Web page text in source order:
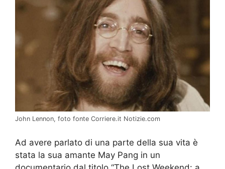
John Lennon, foto fonte Corriere.it Notizie.com
Ad avere parlato di una parte della sua vita è
stata la sua amante May Pang in un